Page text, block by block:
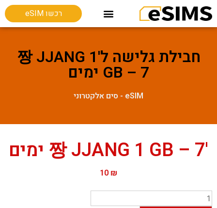
רכשו eSIM
חבילת גלישה ל'짱 JJANG 1
GB – 7 ימים
eSIM - סים אלקטרוני
'짱 JJANG 1 GB – 7 ימים
10 ₪